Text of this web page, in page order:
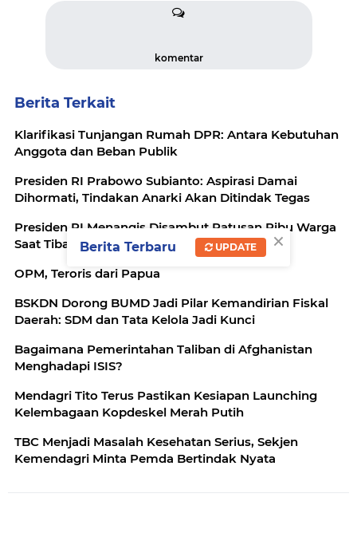
komentar
Berita Terkait
Klarifikasi Tunjangan Rumah DPR: Antara Kebutuhan
Anggota dan Beban Publik
Presiden RI Prabowo Subianto: Aspirasi Damai
Dihormati, Tindakan Anarki Akan Ditindak Tegas
Presiden RI Menangis Disambut Ratusan Ribu Warga
Saat Tiba di China
OPM, Teroris dari Papua
BSKDN Dorong BUMD Jadi Pilar Kemandirian Fiskal
Daerah: SDM dan Tata Kelola Jadi Kunci
Bagaimana Pemerintahan Taliban di Afghanistan
Menghadapi ISIS?
Mendagri Tito Terus Pastikan Kesiapan Launching
Kelembagaan Kopdeskel Merah Putih
TBC Menjadi Masalah Kesehatan Serius, Sekjen
Kemendagri Minta Pemda Bertindak Nyata
×
Berita Terbaru UPDATE